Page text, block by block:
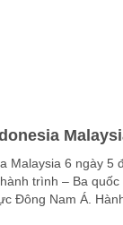
Malaysia 6 ngày 5
trình – Ba
Đông Nam Á.